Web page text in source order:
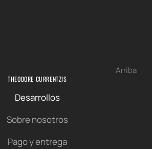
Arriba
THEODORE CURRENTZIS
Desarrollos
Sobre nosotros
Pago y entrega